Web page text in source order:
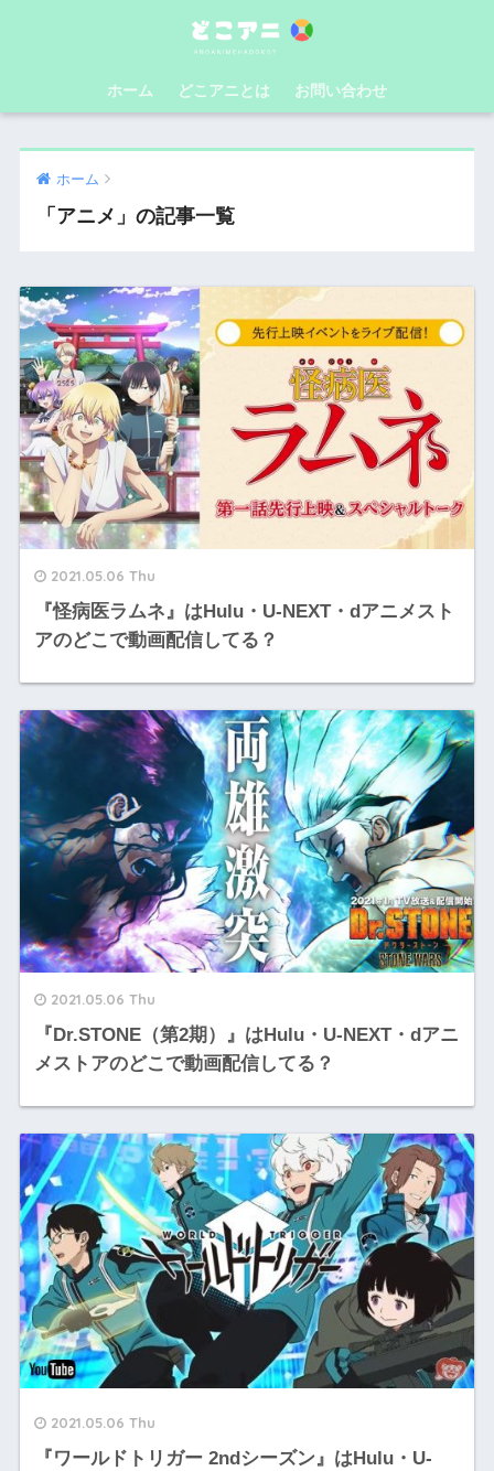
ホーム どこアニとは お問い合わせ
ホーム
「アニメ」の記事一覧
2021.05.06 Thu
『怪病医ラムネ』はHulu・U-NEXT・dアニメスト
アのどこで動画配信してる？
2021.05.06 Thu
『Dr.STONE（第2期）』はHulu・U-NEXT・dアニ
メストアのどこで動画配信してる？
2021.05.06 Thu
『ワールドトリガー 2ndシーズン』はHulu・U-